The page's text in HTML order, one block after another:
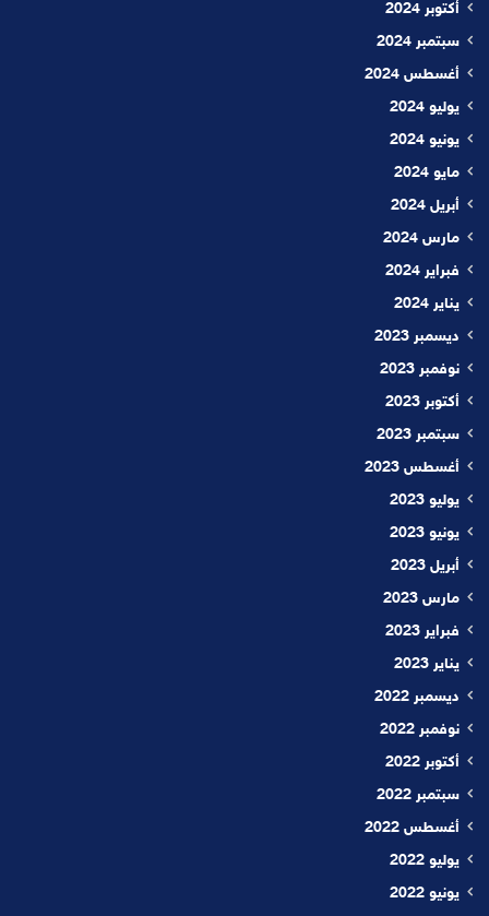
أكتوبر 2024
سبتمبر 2024
أغسطس 2024
يوليو 2024
يونيو 2024
مايو 2024
أبريل 2024
مارس 2024
فبراير 2024
يناير 2024
ديسمبر 2023
نوفمبر 2023
أكتوبر 2023
سبتمبر 2023
أغسطس 2023
يوليو 2023
يونيو 2023
أبريل 2023
مارس 2023
فبراير 2023
يناير 2023
ديسمبر 2022
نوفمبر 2022
أكتوبر 2022
سبتمبر 2022
أغسطس 2022
يوليو 2022
يونيو 2022